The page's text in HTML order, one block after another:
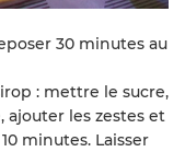
30 minutes au
: mettre le sucre,
ajouter les zestes et
minutes. Laisser